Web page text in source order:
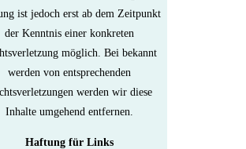
ist jedoch erst ab dem Zeitpunkt
der Kenntnis einer konkreten
möglich. Bei bekannt
werden von entsprechenden
werden wir diese
Inhalte umgehend entfernen.
Haftung für Links